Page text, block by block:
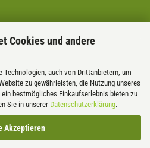
Cookies und andere
Technologien, auch von Drittanbietern, um
zu gewährleisten, die Nutzung unseres
bestmögliches Einkaufserlebnis bieten zu
Sie in unserer Datenschutzerklärung.
Akzeptieren